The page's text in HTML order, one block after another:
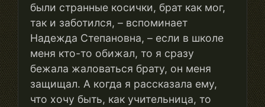
были странные косички, брат как мог,
так и заботился, – вспоминает
Надежда Степановна, – если в школе
меня кто-то обижал, то я сразу
бежала жаловаться брату, он меня
защищал. А когда я рассказала ему,
что хочу быть, как учительница, то